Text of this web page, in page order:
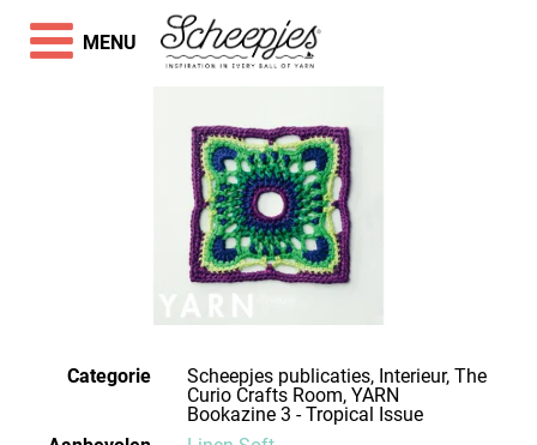
Categorie
Scheepjes publicaties, Interieur, The
Curio Crafts Room, YARN
Bookazine 3 - Tropical Issue
MENU